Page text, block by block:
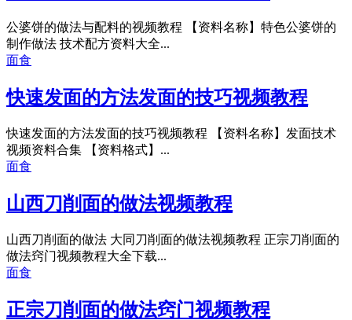
公婆饼的做法与配料的视频教程 【资料名称】特色公婆饼的
制作做法 技术配方资料大全...
面食
快速发面的方法发面的技巧视频教程
快速发面的方法发面的技巧视频教程 【资料名称】发面技术
视频资料合集 【资料格式】...
面食
山西刀削面的做法视频教程
山西刀削面的做法 大同刀削面的做法视频教程 正宗刀削面的
做法窍门视频教程大全下载...
面食
正宗刀削面的做法窍门视频教程